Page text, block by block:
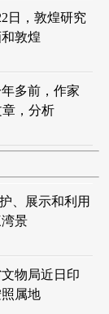
日，敦煌研究
敦煌
前，作家
章，分析
、展示和利用
景
物局近日印
属地